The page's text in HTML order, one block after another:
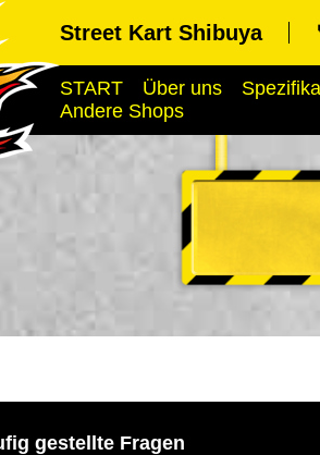
Street Kart Shibuya
START Über uns
Andere Shops
gestellte Fragen